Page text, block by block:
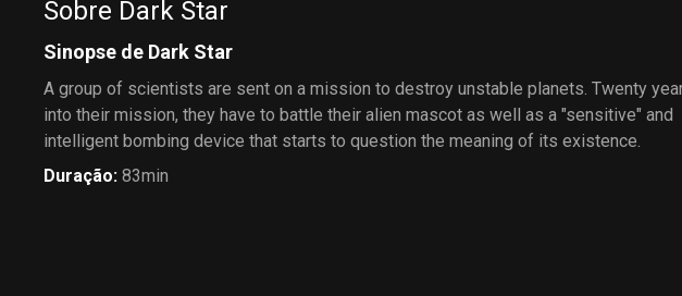
Sobre Dark Star
Sinopse de Dark Star
A group of scientists are sent on a mission to destroy unstable planets. Twenty
into their mission, they have to battle their alien mascot as well as a "sensitive" and
intelligent bombing device that starts to question the meaning of its existence.
Duração: 83min